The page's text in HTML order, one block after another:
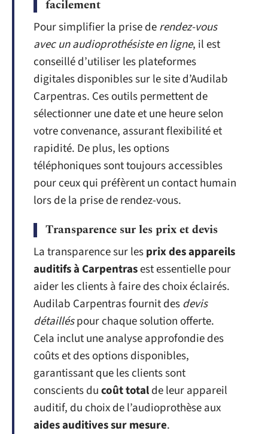
facilement
Pour simplifier la prise derendez-vous
avec un audioprothésiste en ligne, il est
conseillé d’utiliser les plateformes
digitales disponibles sur le site d’Audilab
Carpentras. Ces outils permettent de
sélectionner une date et une heure selon
votre convenance, assurant flexibilité et
rapidité. De plus, les options
téléphoniques sont toujours accessibles
pour ceux qui préfèrent un contact humain
lors de la prise de rendez-vous.
Transparence sur les prix et devis
La transparence sur lesprix des appareils
auditifs à Carpentrasest essentielle pour
aider les clients à faire des choix éclairés.
Audilab Carpentras fournit desdevis
détailléspour chaque solution offerte.
Cela inclut une analyse approfondie des
coûts et des options disponibles,
garantissant que les clients sont
conscients ducoût totalde leur appareil
auditif, du choix de l’audioprothèse aux
aides auditives sur mesure.